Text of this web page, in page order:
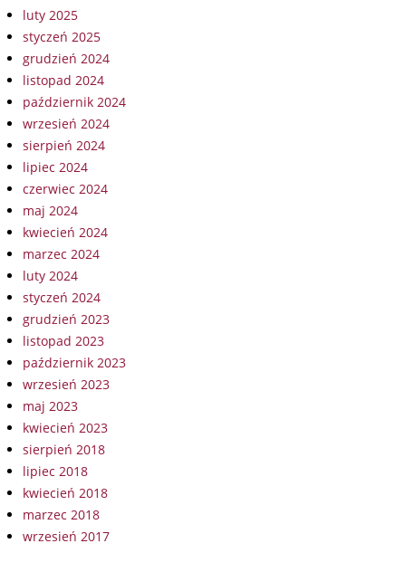
luty 2025
styczeń 2025
grudzień 2024
listopad 2024
październik 2024
wrzesień 2024
sierpień 2024
lipiec 2024
czerwiec 2024
maj 2024
kwiecień 2024
marzec 2024
luty 2024
styczeń 2024
grudzień 2023
listopad 2023
październik 2023
wrzesień 2023
maj 2023
kwiecień 2023
sierpień 2018
lipiec 2018
kwiecień 2018
marzec 2018
wrzesień 2017